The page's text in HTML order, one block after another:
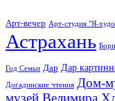
Арт-вечер Арт-студия "Я-
Астрахань
Год Семьи Дар Дар
Догадинские чтения Дом-
музей Велимира